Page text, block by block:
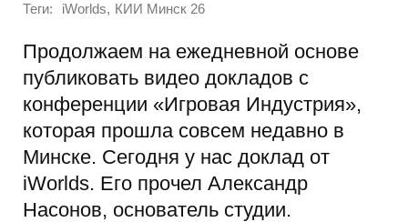
Теги: iWorlds, КИИ Минск 26
Продолжаем на ежедневной основе
публиковать видео докладов с
конференции «Игровая Индустрия»,
которая прошла совсем недавно в
Минске. Сегодня у нас доклад от
iWorlds. Его прочел Александр
Насонов, основатель студии.